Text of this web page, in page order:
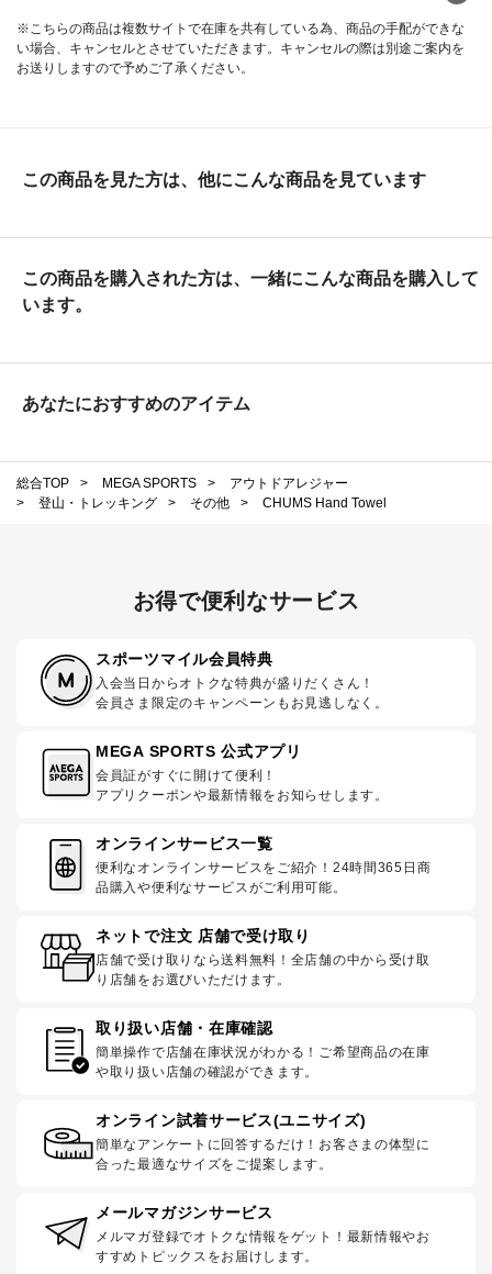
※こちらの商品は複数サイトで在庫を共有している為、商品の手配ができな
い場合、キャンセルとさせていただきます。キャンセルの際は別途ご案内を
お送りしますので予めご了承ください。
この商品を見た方は、他にこんな商品を見ています
この商品を購入された方は、一緒にこんな商品を購入して
います。
あなたにおすすめのアイテム
総合TOP > MEGA SPORTS >
アウトドアレジャー
>
登山・トレッキング > その他 > CHUMS Hand Towel
お得で便利なサービス
スポーツマイル会員特典
入会当日からオトクな特典が盛りだくさん！
会員さま限定のキャンペーンもお見逃しなく。
MEGA SPORTS 公式アプリ
会員証がすぐに開けて便利！
アプリクーポンや最新情報をお知らせします。
オンラインサービス一覧
便利なオンラインサービスをご紹介！24時間365日商
品購入や便利なサービスがご利用可能。
ネットで注文 店舗で受け取り
店舗で受け取りなら送料無料！全店舗の中から受け取
り店舗をお選びいただけます。
取り扱い店舗・在庫確認
簡単操作で店舗在庫状況がわかる！ご希望商品の在庫
や取り扱い店舗の確認ができます。
オンライン試着サービス(ユニサイズ)
簡単なアンケートに回答するだけ！お客さまの体型に
合った最適なサイズをご提案します。
メールマガジンサービス
メルマガ登録でオトクな情報をゲット！最新情報やお
すすめトピックスをお届けします。